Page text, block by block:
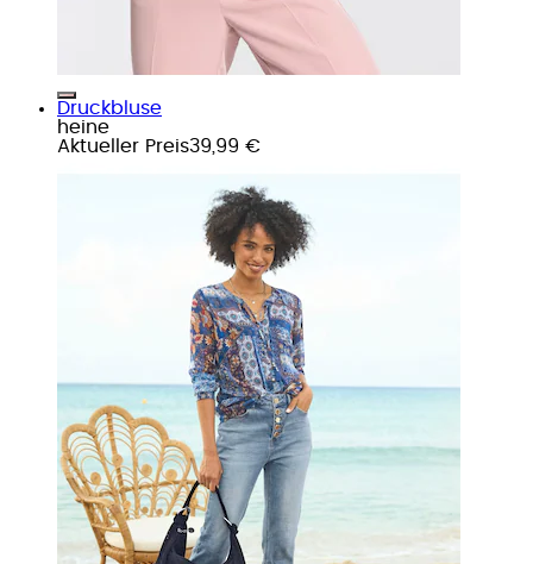
Druckbluse
heine
Aktueller Preis39,99 €